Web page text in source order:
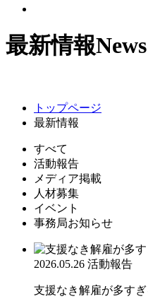
最新情報News
トップページ
最新情報
すべて
活動報告
メディア掲載
人材募集
イベント
事務局お知らせ
2026.05.26 活動報告
支援なき解雇が多す